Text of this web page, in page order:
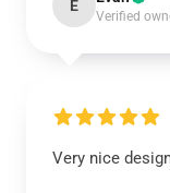
E
Verified
Very nice